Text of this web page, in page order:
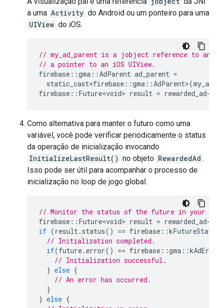
a uma Activity do Android ou um ponteiro para uma
UIView do iOS.
// my_ad_parent is a jobject reference to an
// a pointer to an iOS UIView.
firebase ::gma ::AdParent ad_parent =
static_cast<firebase ::gma ::AdParent>(
firebase :: Future<void> result = rewarded_ad-
Como alternativa para manter o futuro como uma
variável, você pode verificar periodicamente o status
da operação de inicialização invocando
InitializeLastResult() no objeto RewardedAd .
Isso pode ser útil para acompanhar o processo de
inicialização no loop de jogo global.
// Monitor the status of the future in your
firebase :: Future<void> result = rewarded_ad-
if (result. status() == firebase ::
// Initialization completed.
if(future. error() == firebase ::gma ::
// Initialization successful.
} else {
// An error has occurred.
}
} else {